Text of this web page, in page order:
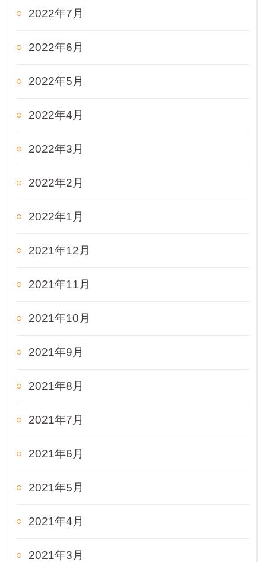
2022年7月
2022年6月
2022年5月
2022年4月
2022年3月
2022年2月
2022年1月
2021年12月
2021年11月
2021年10月
2021年9月
2021年8月
2021年7月
2021年6月
2021年5月
2021年4月
2021年3月